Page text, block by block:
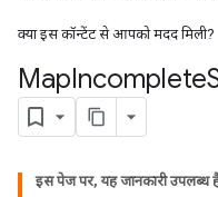
क्या इस कॉन्टेंट से आपको मदद मिली?
MapIncomplete
इस पेज पर, यह जानकारी उपलब्ध